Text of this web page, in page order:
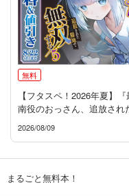
無料
【フタスペ！2026年夏】
南役のおっさん、追放され
2026/08/09
まるごと無料本！